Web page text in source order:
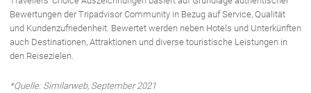
Bewertungen der Tripadvisor Community in Bezug auf Service, Qualität
und Kundenzufriedenheit. Bewertet werden neben Hotels und Unterkünften
auch Destinationen, Attraktionen und diverse touristische Leistungen in
den Reisezielen.
*Quelle: Similarweb, September 2021